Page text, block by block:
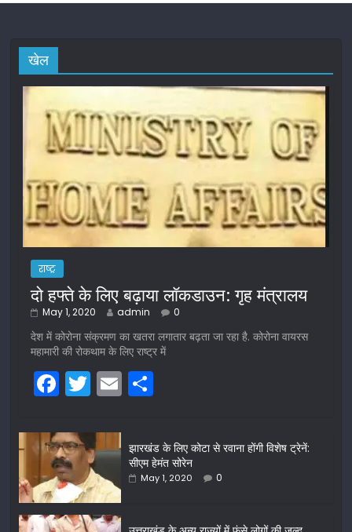
खेल
राष्ट्र
दो हफ्ते के लिए बढ़ाया लॉकडाउन: गृह मंत्रालय
May 1, 2020 admin 0
देश में कोरोना संक्रमण का खतरा लगातार बढ़ता जा रहा है. कोरोना वायरस
महामारी की रोकथाम के लिए राष्ट्र में
F
a
c
e
b
o
T
w
itt
er
E
m
ar
e
झारखंड के लिए कोटा से रवाना होंगी विशेष ट्रेनें:
सीएम हेमंत सोरेन
May 1, 2020 0